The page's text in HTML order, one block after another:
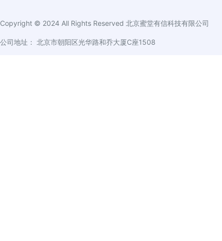
Copyright © 2024 All Rights Reserved 北京蜜堂有信科技有限公司
公司地址： 北京市朝阳区光华路和乔大厦C座1508